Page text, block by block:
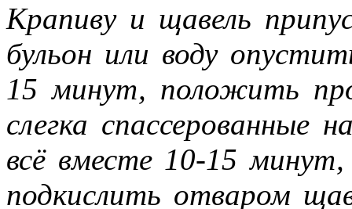
Крапиву и щавель
бульон или воду
15 минут, положить
слегка спассерованные
всё вместе 10-15 минут,
подкислить отваром